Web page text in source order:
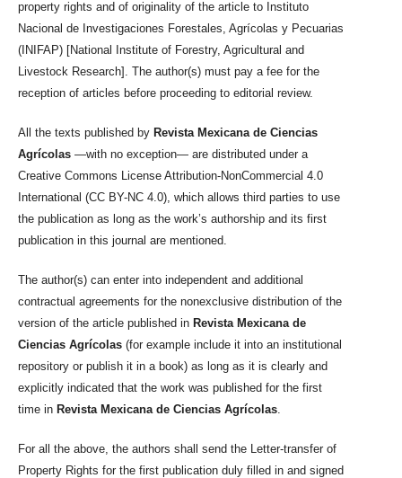
property rights and of originality of the article to Instituto
Nacional de Investigaciones Forestales, Agrícolas y Pecuarias
(INIFAP) [National Institute of Forestry, Agricultural and
Livestock Research]. The author(s) must pay a fee for the
reception of articles before proceeding to editorial review.
All the texts published by Revista Mexicana de Ciencias
Agrícolas —with no exception— are distributed under a
Creative Commons License Attribution-NonCommercial 4.0
International (CC BY-NC 4.0), which allows third parties to use
the publication as long as the work’s authorship and its first
publication in this journal are mentioned.
The author(s) can enter into independent and additional
contractual agreements for the nonexclusive distribution of the
version of the article published in Revista Mexicana de
Ciencias Agrícolas (for example include it into an institutional
repository or publish it in a book) as long as it is clearly and
explicitly indicated that the work was published for the first
time in Revista Mexicana de Ciencias Agrícolas
For all the above, the authors shall send the Letter-transfer of
Property Rights for the first publication duly filled in and signed